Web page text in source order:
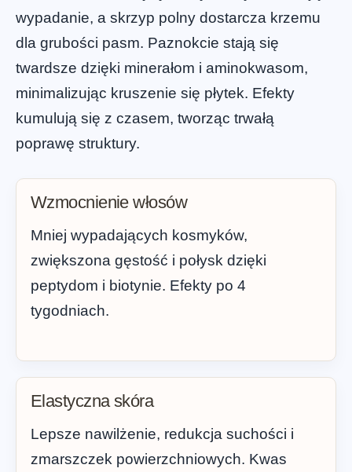
wypadanie, a skrzyp polny dostarcza krzemu
dla grubości pasm. Paznokcie stają się
twardsze dzięki minerałom i aminokwasom,
minimalizując kruszenie się płytek. Efekty
kumulują się z czasem, tworząc trwałą
poprawę struktury.
Wzmocnienie włosów
Mniej wypadających kosmyków,
zwiększona gęstość i połysk dzięki
peptydom i biotynie. Efekty po 4
tygodniach.
Elastyczna skóra
Lepsze nawilżenie, redukcja suchości i
zmarszczek powierzchniowych. Kwas